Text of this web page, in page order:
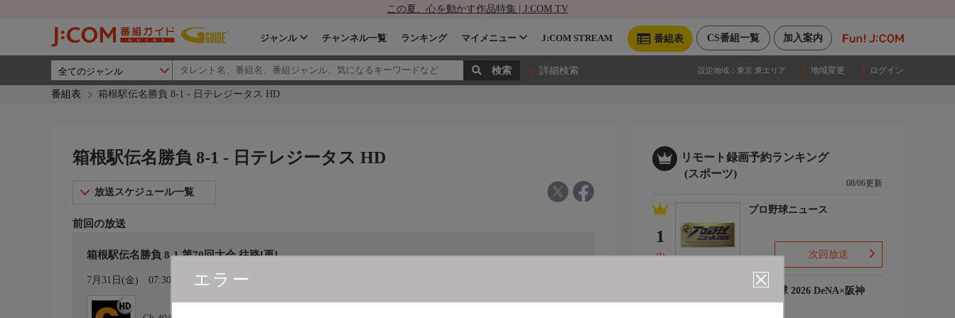
この夏、心を動かす作品特集 | J:COM TV
加入案内
CS番組一覧
番組表
ジャンル チャンネル一覧 ランキング マイメニュー J:COM STREAM
詳細検索 設定地域： 東京 東エリア 地域変更 ログイン
番組表 箱根駅伝名勝負 8-1 - 日テレジータス HD
エラー
箱根駅伝名勝負 8-1 - 日テレジータス HD
放送スケジュール一覧
前回の放送
箱根駅伝名勝負 8-1 第70回大会 往路[再]
7月31日(金) 07:30〜12:00 カレンダー登録
リモート録画予約ランキング
(スポーツ)
08/06更新
1
(1)
プロ野球ニュース
次回放送
プロ野球 2026 DeNA×阪神